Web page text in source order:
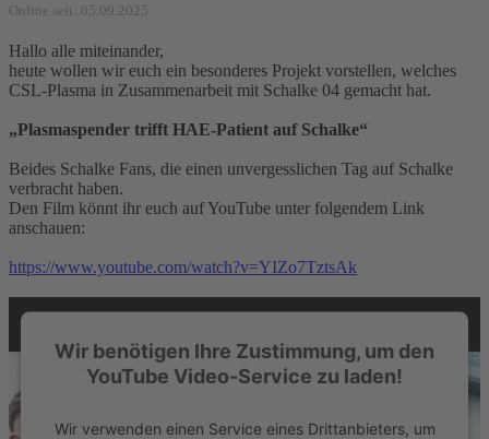
Online seit: 05.09.2025
Hallo alle miteinander,
heute wollen wir euch ein besonderes Projekt vorstellen, welches
CSL-Plasma in Zusammenarbeit mit Schalke 04 gemacht hat.
„Plasmaspender trifft HAE-Patient auf Schalke“
Beides Schalke Fans, die einen unvergesslichen Tag auf Schalke
verbracht haben.
Den Film könnt ihr euch auf YouTube unter folgendem Link
anschauen:
https://www.youtube.com/watch?v=YIZo7TztsAk
Wir benötigen Ihre Zustimmung, um den
YouTube Video-Service zu laden!
Wir verwenden einen Service eines Drittanbieters, um